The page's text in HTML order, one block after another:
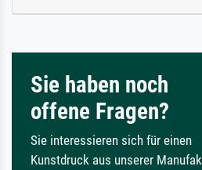
Sie haben noch
offene Fragen?
Sie interessieren sich für einen
Kunstdruck aus unserer